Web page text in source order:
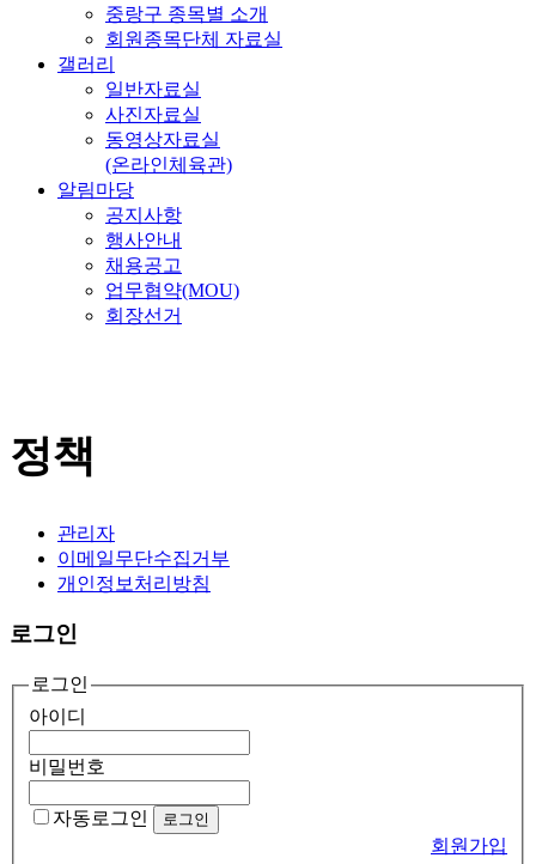
중랑구 종목별 소개
회원종목단체 자료실
갤러리
일반자료실
사진자료실
동영상자료실
(온라인체육관)
알림마당
공지사항
행사안내
채용공고
업무협약(MOU)
회장선거
정책
관리자
이메일무단수집거부
개인정보처리방침
로그인
로그인
아이디
비밀번호
자동로그인
회원가입